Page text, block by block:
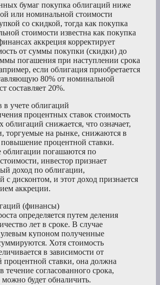
бумаг покупка облигаций ниже
или номинальной стоимости
со скидкой, тогда как покупка
стоимости известна как покупка
аккреция корректирует
от суммы покупки (скидки) до
погашения при наступлении срока
если облигация приобретается
80% от номинальной
составляет 20%.
в учете облигаций
процентных ставок стоимость
снижается, что означает,
торгуемые на рынке, снижаются в
повышение процентной ставки.
облигации погашаются по
инвестор признает
доход по облигации,
с дисконтом, и этот доход признается
аккреции.
(финансы)
определяется путем деления
лет в сроке. В случае
купоном полученные
Хотя стоимость
в зависимости от
процентной ставки, она должна
течение согласованного срока,
будет обналичить.